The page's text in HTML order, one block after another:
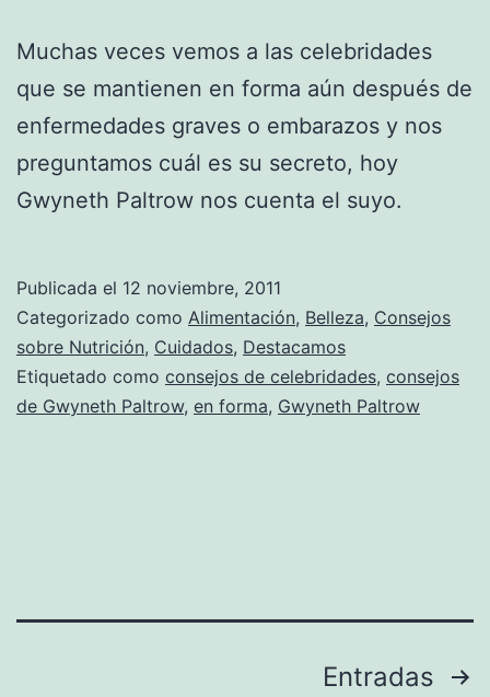
Muchas veces vemos a las celebridades
que se mantienen en forma aún después de
enfermedades graves o embarazos y nos
preguntamos cuál es su secreto, hoy
Gwyneth Paltrow nos cuenta el suyo.
Publicada el 12 noviembre, 2011
Categorizado como Alimentación, Belleza, Consejos
sobre Nutrición, Cuidados, Destacamos
Etiquetado como consejos de celebridades, consejos
de Gwyneth Paltrow, en forma, Gwyneth Paltrow
Entradas